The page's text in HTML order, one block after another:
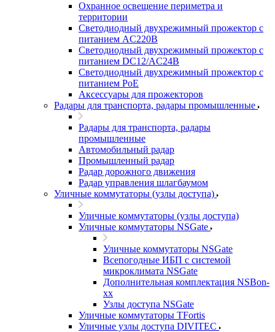
Охранное освещение периметра и
территории
Светодиодный двухрежимный прожектор с
питанием AC220В
Светодиодный двухрежимный прожектор с
питанием DC12/AC24В
Светодиодный двухрежимный прожектор с
питанием PoE
Аксессуары для прожекторов
Радары для транспорта, радары промышленные
Радары для транспорта, радары
промышленные
Автомобильный радар
Промышленный радар
Радар дорожного движения
Радар управления шлагбаумом
Уличные коммутаторы (узлы доступа)
Уличные коммутаторы (узлы доступа)
Уличные коммутаторы NSGate
Уличные коммутаторы NSGate
Всепогодные ИБП с системой
микроклимата NSGate
Дополнительная комплектация NSBon-
xx
Узлы доступа NSGate
Уличные коммутаторы TFortis
Уличные узлы доступа DIVITEC